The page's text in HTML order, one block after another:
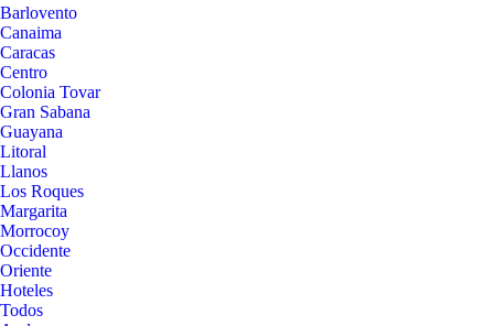
Barlovento
Canaima
Caracas
Centro
Colonia Tovar
Gran Sabana
Guayana
Litoral
Llanos
Los Roques
Margarita
Morrocoy
Occidente
Oriente
Hoteles
Todos